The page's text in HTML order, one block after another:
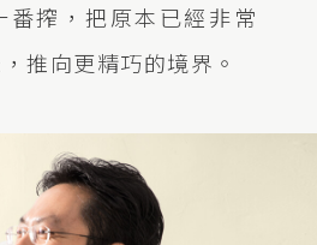
番搾，把原本已經非常
推向更精巧的境界。